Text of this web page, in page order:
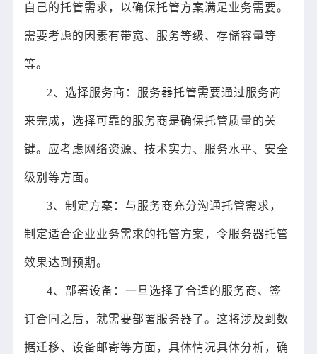
自己的托管需求，以确保托管方案满足业务需要。
需要考虑的因素有带宽、服务等级、存储容量等
等。
2、选择服务商：服务器托管需要通过服务商
来完成，选择可靠的服务商是确保托管质量的关
键。应考虑网络资源、技术实力、服务水平、安全
级别等方面。
3、制定方案：与服务商充分沟通托管需求，
制定适合企业业务需求的托管方案，令服务器托管
效果达到预期。
4、部署设备：一旦选择了合适的服务商、签
订合同之后，就需要部署服务器了。这将涉及到数
据迁移、设备邮寄等方面，具体情况具体分析，确